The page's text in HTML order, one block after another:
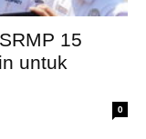
15
untuk
0